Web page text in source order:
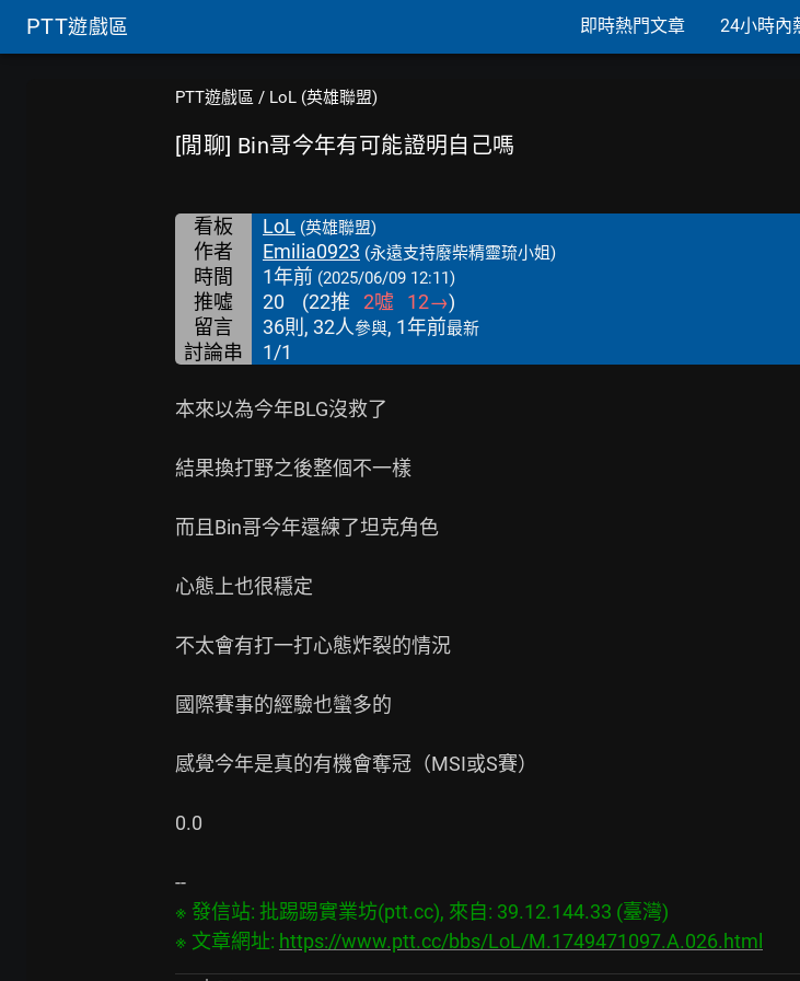
PTT遊戲區 即時熱門文章 24小時內
PTT遊戲區 / LoL (英雄聯盟)
[閒聊] Bin哥今年有可能證明自己嗎
看板 LoL (英雄聯盟)
作者 EmiIia0923 (永遠支持廢柴精靈琉小姐)
時間 1年前 (2025/06/09 12:11)
推噓 20 (22推 2噓 12→)
留言
36則, 32人參與, 1年前最新
討論串 1/1
本來以為今年BLG沒救了
結果換打野之後整個不一樣
而且Bin哥今年還練了坦克角色
心態上也很穩定
不太會有打一打心態炸裂的情況
國際賽事的經驗也蠻多的
感覺今年是真的有機會奪冠（MSI或S賽）
0.0
※ 發信站: 批踢踢實業坊(ptt.cc), 來自: 39.12.144.33 (臺灣)
※ 文章網址: https://www.ptt.cc/bbs/LoL/M.1749471097.A.026.html